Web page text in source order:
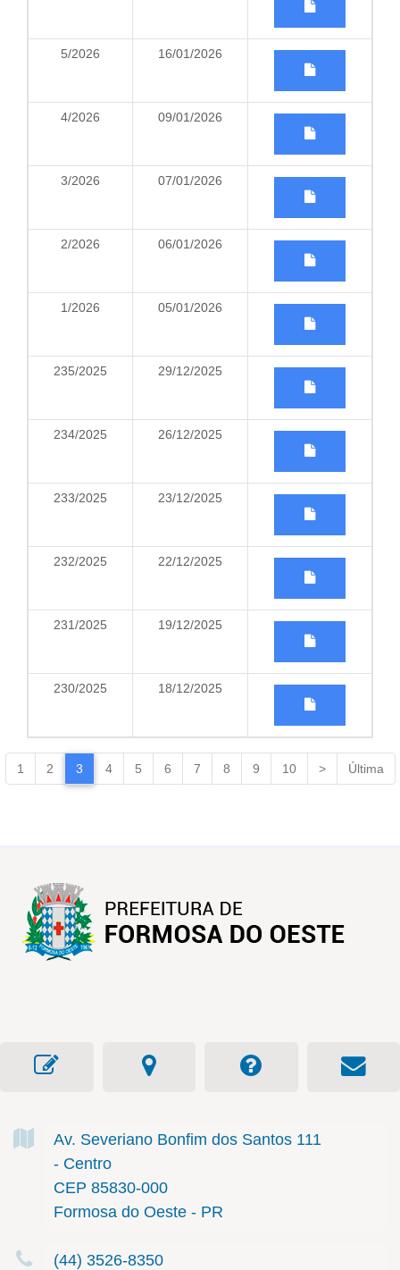
5/2026 16/01/2026
4/2026 09/01/2026
3/2026 07/01/2026
2/2026 06/01/2026
1/2026 05/01/2026
235/2025 29/12/2025
234/2025 26/12/2025
233/2025 23/12/2025
232/2025 22/12/2025
231/2025 19/12/2025
230/2025 18/12/2025
1 2 3 4 5 6 7 8 9 10 > Última
Av. Severiano Bonfim dos Santos 111
- Centro
CEP 85830-000
Formosa do Oeste - PR
(44) 3526-8350